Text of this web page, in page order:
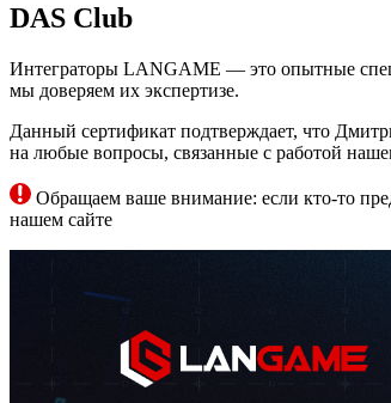
DAS Club
Интеграторы LANGAME — это опытные
мы доверяем их экспертизе.
Данный сертификат подтверждает, что
на любые вопросы, связанные с работой
Обращаем ваше внимание: если кто-то
нашем сайте